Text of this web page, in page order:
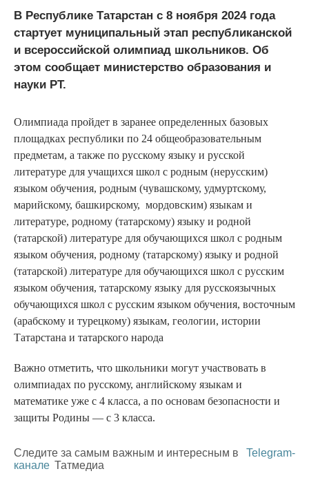
В Республике Татарстан с 8 ноября 2024 года
стартует муниципальный этап республиканской
и всероссийской олимпиад школьников. Об
этом сообщает министерство образования и
науки РТ.
Олимпиада пройдет в заранее определенных базовых
площадках республики по 24 общеобразовательным
предметам, а также по русскому языку и русской
литературе для учащихся школ с родным (нерусским)
языком обучения, родным (чувашскому, удмуртскому,
марийскому, башкирскому, мордовским) языкам и
литературе, родному (татарскому) языку и родной
(татарской) литературе для обучающихся школ с родным
языком обучения, родному (татарскому) языку и родной
(татарской) литературе для обучающихся школ с русским
языком обучения, татарскому языку для русскоязычных
обучающихся школ с русским языком обучения, восточным
(арабскому и турецкому) языкам, геологии, истории
Татарстана и татарского народа
Важно отметить, что школьники могут участвовать в
олимпиадах по русскому, английскому языкам и
математике уже с 4 класса, а по основам безопасности и
защиты Родины — с 3 класса.
Следите за самым важным и интересным в
Telegram-
канале Татмедиа